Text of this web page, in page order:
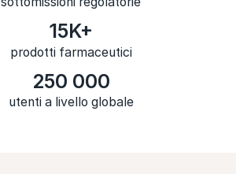
15K+
prodotti farmaceutici
250 000
utenti a livello globale